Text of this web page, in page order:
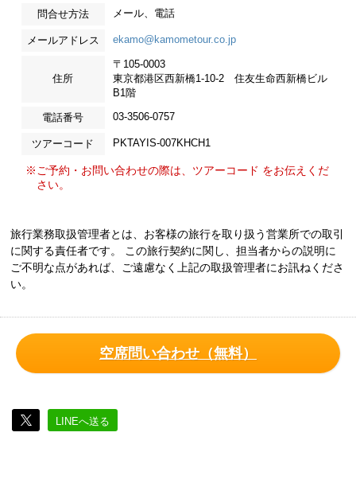
問合せ方法 メール、電話
メールアドレス ekamo@kamometour.co.jp
住所
〒105-0003
東京都港区西新橋1-10-2 住友生命西新橋ビル
B1階
電話番号 03-3506-0757
ツアーコード PKTAYIS-007KHCH1
※ご予約・お問い合わせの際は、ツアーコード をお伝えくだ
さい。
旅行業務取扱管理者とは、お客様の旅行を取り扱う営業所での取引
に関する責任者です。 この旅行契約に関し、担当者からの説明に
ご不明な点があれば、ご遠慮なく上記の取扱管理者にお訊ねくださ
い。
空席問い合わせ（無料）
LINEへ送る